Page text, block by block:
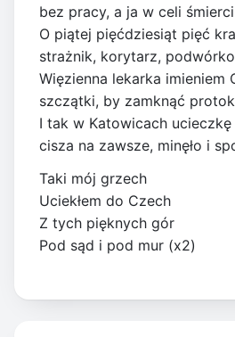
bez pracy, a ja w celi
O piątej pięćdziesiąt pięć
strażnik, korytarz,
Więzienna lekarka imieniem
szczątki, by zamknąć
I tak w Katowicach ucieczkę
cisza na zawsze, minęło i
Taki mój grzech
Uciekłem do Czech
Z tych pięknych gór
Pod sąd i pod mur (x2)